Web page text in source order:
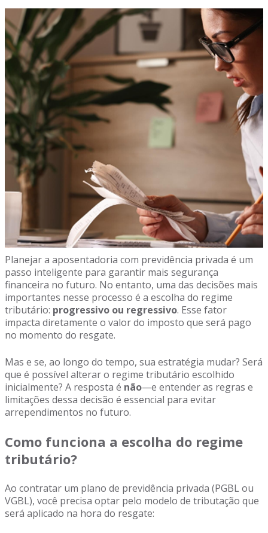
Planejar a aposentadoria com previdência privada é um
passo inteligente para garantir mais segurança
financeira no futuro. No entanto, uma das decisões mais
importantes nesse processo é a escolha do regime
tributário: progressivo ou regressivo. Esse fator
impacta diretamente o valor do imposto que será pago
no momento do resgate.
Mas e se, ao longo do tempo, sua estratégia mudar? Será
que é possível alterar o regime tributário escolhido
inicialmente? A resposta é não—e entender as regras e
limitações dessa decisão é essencial para evitar
arrependimentos no futuro.
Como funciona a escolha do regime
tributário?
Ao contratar um plano de previdência privada (PGBL ou
VGBL), você precisa optar pelo modelo de tributação que
será aplicado na hora do resgate: